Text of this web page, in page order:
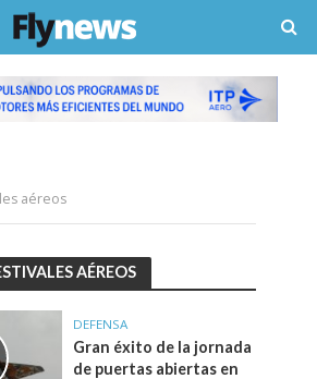
aéreos
AÉREOS
DEFENSA
Gran éxito de la jornada
de puertas abiertas en